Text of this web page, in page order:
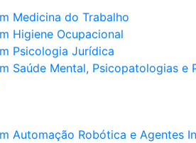
Medicina do Trabalho
Higiene Ocupacional
Psicologia Jurídica
Saúde Mental, Psicopatologias e
Automação Robótica e Agentes